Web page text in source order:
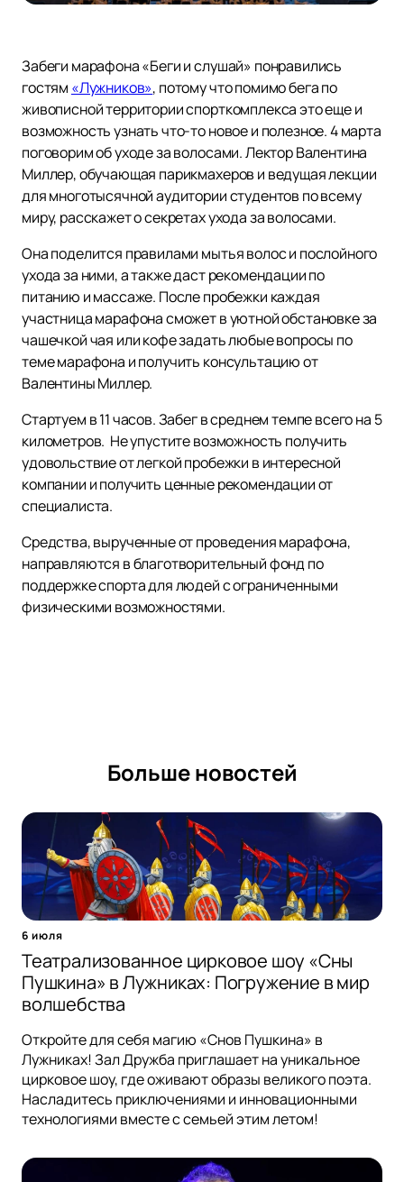
Забеги марафона «Беги и слушай» понравились
гостям «Лужников», потому что помимо бега по
живописной территории спорткомплекса это еще и
возможность узнать что-то новое и полезное. 4 марта
поговорим об уходе за волосами. Лектор Валентина
Миллер, обучающая парикмахеров и ведущая лекции
для многотысячной аудитории студентов по всему
миру, расскажет о секретах ухода за волосами.
Она поделится правилами мытья волос и послойного
ухода за ними, а также даст рекомендации по
питанию и массаже. После пробежки каждая
участница марафона сможет в уютной обстановке за
чашечкой чая или кофе задать любые вопросы по
теме марафона и получить консультацию от
Валентины Миллер.
Стартуем в 11 часов. Забег в среднем темпе всего на 5
километров. Не упустите возможность получить
удовольствие от легкой пробежки в интересной
компании и получить ценные рекомендации от
специалиста.
Средства, вырученные от проведения марафона,
направляются в благотворительный фонд по
поддержке спорта для людей с ограниченными
физическими возможностями.
Больше новостей
6 июля
Театрализованное цирковое шоу «Сны
Пушкина» в Лужниках: Погружение в мир
волшебства
Откройте для себя магию «Снов Пушкина» в
Лужниках! Зал Дружба приглашает на уникальное
цирковое шоу, где оживают образы великого поэта.
Насладитесь приключениями и инновационными
технологиями вместе с семьей этим летом!